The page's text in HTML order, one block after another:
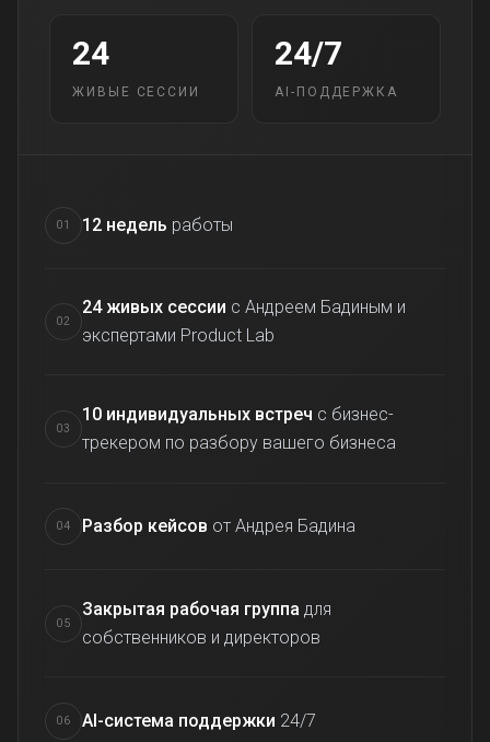
24
ЖИВЫЕ СЕССИИ
24/7
AI-ПОДДЕРЖКА
01 12 недель работы
02
24 живых сессии с Андреем Бадиным и
экспертами Product Lab
03
10 индивидуальных встреч с бизнес-
трекером по разбору вашего бизнеса
04 Разбор кейсов от Андрея Бадина
05
Закрытая рабочая группа для
собственников и директоров
06 AI-система поддержки 24/7
в бизнес-школе СКОЛКОВО, Сбер Университет,
Стокгольмская школа экономики, МГУ, Сенеж,
Таврида. АРТ, РАНХиГС